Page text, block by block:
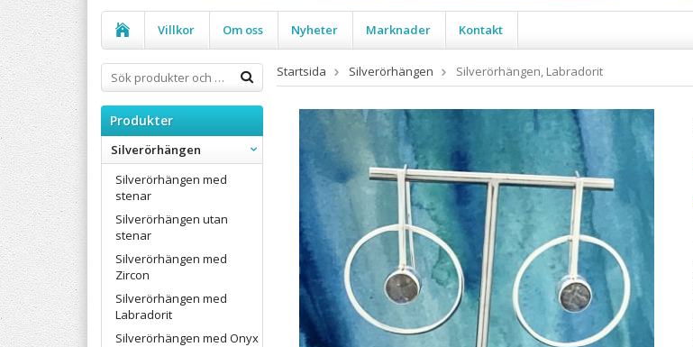
Villkor Om oss Nyheter Marknader Kontakt
Produkter
Silverörhängen
Silverörhängen med
stenar
Silverörhängen utan
stenar
Silverörhängen med
Zircon
Silverörhängen med
Labradorit
Silverörhängen med Onyx
Startsida Silverörhängen Silverörhängen, Labradorit